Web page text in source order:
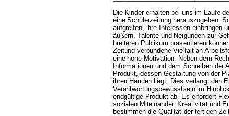
Die Kinder erhalten bei uns im Laufe
eine Schülerzeitung herauszugeben.
aufgreifen, ihre Interessen einbringen
äußern, Talente und Neigungen zur
breiteren Publikum präsentieren
Zeitung verbundene Vielfalt an
eine hohe Motivation. Neben dem
Informationen und dem Schreiben der
Produkt, dessen Gestaltung von der
ihren Händen liegt. Dies verlangt den
Verantwortungsbewusstsein im
endgültige Produkt ab. Es erfordert
sozialen Miteinander. Kreativität und
bestimmen die Qualität der fertigen